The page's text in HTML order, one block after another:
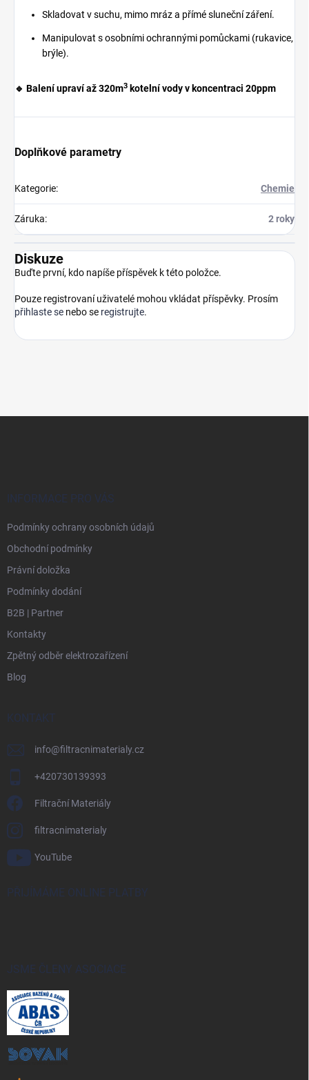
Skladovat v suchu, mimo mráz a přímé sluneční záření.
Manipulovat s osobními ochrannými pomůckami (rukavice,
brýle).
🔹 Balení upraví až 320m3 kotelní vody v koncentraci 20ppm
Doplňkové parametry
Kategorie: Chemie
Záruka: 2 roky
Diskuze
Buďte první, kdo napíše příspěvek k této položce.
Pouze registrovaní uživatelé mohou vkládat příspěvky. Prosím
přihlaste se nebo se registrujte.
INFORMACE PRO VÁS
Podmínky ochrany osobních údajů
Obchodní podmínky
Právní doložka
Podmínky dodání
B2B | Partner
Kontakty
Zpětný odběr elektrozařízení
Blog
KONTAKT
info@filtracnimaterialy.cz
+420730139393
Filtrační Materiály
filtracnimaterialy
YouTube
PŘIJÍMÁME ONLINE PLATBY
JSME ČLENY ASOCIACE